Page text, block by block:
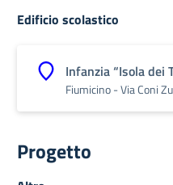
Edificio scolastico
Infanzia “Isola dei
Fiumicino - Via Coni
Progetto